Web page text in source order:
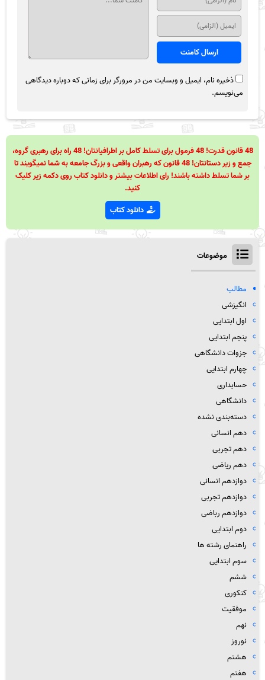
ذخیره نام، ایمیل و وبسایت من در مرورگر برای زمانی که دوباره دیدگاهی
می‌نویسم.
48 قانون قدرت! 48 فرمول برای تسلط کامل بر اطرافیانتان! 48 راه برای رهبری گروه،
جمع و زیر دستانتان! 48 قانون که رهبران واقعی و بزرگ جامعه به شما نمیگویند تا
بر شما تسلط داشته باشند! رای اطلاعات بیشتر و دانلود کتاب روی دکمه زیر کلیک
کنید.
دانلود کتاب
موضوعات
مطالب
انگیزشی
اول ابتدایی
پنجم ابتدایی
جزوات دانشگاهی
چهارم ابتدایی
حسابداری
دانشگاهی
دسته‌بندی نشده
دهم انسانی
دهم تجربی
دهم ریاضی
دوازدهم انسانی
دوازدهم تجربی
دوازدهم رباضی
دوم ابتدایی
راهنمای رشته ها
سوم ابتدایی
ششم
کنکوری
موفقیت
نهم
نوروز
هشتم
هفتم